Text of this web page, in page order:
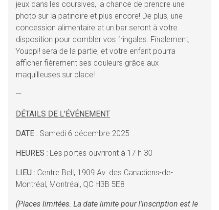
jeux dans les coursives, la chance de prendre une
photo sur la patinoire et plus encore! De plus, une
concession alimentaire et un bar seront à votre
disposition pour combler vos fringales. Finalement,
Youppi! sera de la partie, et votre enfant pourra
afficher fièrement ses couleurs grâce aux
maquilleuses sur place!
—
DÉTAILS DE L'ÉVÉNEMENT
DATE : Samedi 6 décembre 2025
HEURES : Les portes ouvriront à 17 h 30
LIEU : Centre Bell, 1909 Av. des Canadiens-de-
Montréal, Montréal, QC H3B 5E8
(Places limitées. La date limite pour l'inscription est le